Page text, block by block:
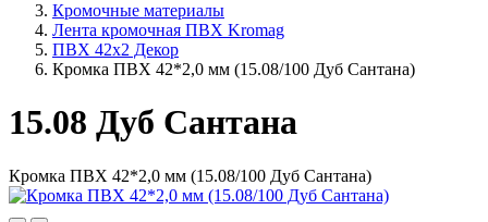
Кромочные материалы
Лента кромочная ПВХ Kromag
ПВХ 42x2 Декор
Кромка ПВХ 42*2,0 мм (15.08/100 Дуб Сантана)
15.08 Дуб Сантана
Кромка ПВХ 42*2,0 мм (15.08/100 Дуб Сантана)